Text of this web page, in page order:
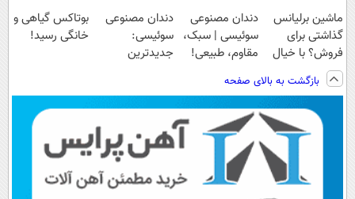
ماشین برلیانس
گذاشتی برای
فروش؟ با خیال
راحت بفروش
دندان مصنوعی
سوئیسی | سبک،
مقاوم، طبیعی!
رایگان+پرداخت
اقساطی😍
دندان مصنوعی
سوئیسی:
جدیدترین
پرداخت قسطی
بوتاکس گیاهی و
خانگی رسید!
بازگشت به بالای صفحه